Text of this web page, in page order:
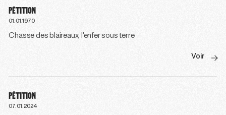
PÉTITION
01.01.1970
Chasse des blaireaux, l’enfer sous terre
Voir
PÉTITION
07.01.2024